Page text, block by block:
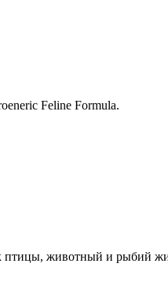
Feline Formula.
птицы, животный и рыбий